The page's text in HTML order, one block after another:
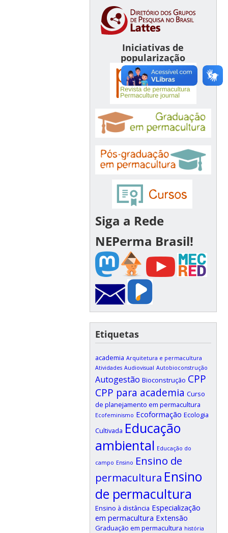
Iniciativas de
popularização
Siga a Rede
NEPerma Brasil!
Etiquetas
academia Arquitetura e permacultura
Atividades Audiovisual Autobioconstrução
Autogestão Bioconstrução CPP
CPP para academia Curso
de planejamento em permacultura
Ecofeminismo Ecoformação Ecologia
Cultivada Educação
ambiental Educação do
campo Ensino Ensino de
permacultura Ensino
de permacultura
Ensino à distância Especialização
em permacultura Extensão
Graduação em permacultura história